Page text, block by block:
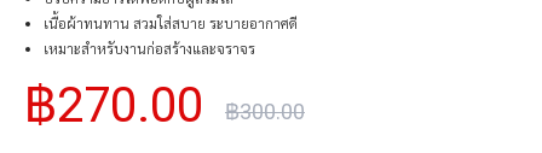
เนื้อผ้าทนทาน สวมใส่สบาย ระบายอากาศดี
เหมาะสำหรับงานก่อสร้างและจราจร
฿270.00 ฿300.00